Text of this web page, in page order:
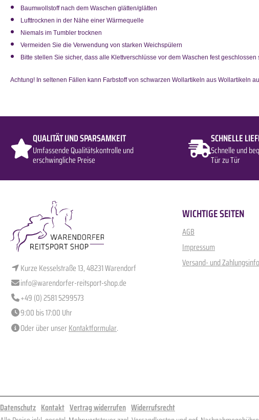
Baumwollstoff nach dem Waschen glätten/glätten
Lufttrocknen in der Nähe einer Wärmequelle
Niemals im Tumbler trocknen
Vermeiden Sie die Verwendung von starken Weichspülern
Bitte stellen Sie sicher, dass alle Klettverschlüsse vor dem Waschen fest geschlossen
Achtung! In seltenen Fällen kann Farbstoff von schwarzen Wollartikeln aus Wollartikeln
QUALITÄT UND SPARSAMKEIT
Umfassende Qualitätskontrolle und
erschwingliche Preise
SCHNELLE
Schnelle und
Tür zu Tür
Kurze Kesselstraße 13, 48231 Warendorf
info@warendorfer-reitsport-shop.de
+49 (0) 2581 5299573
9:00 bis 17:00 Uhr
Oder über unserKontaktformular.
WICHTIGE SEITEN
AGB
Impressum
Versand- und
Datenschutz Kontakt Vertrag widerrufen Widerrufsrecht